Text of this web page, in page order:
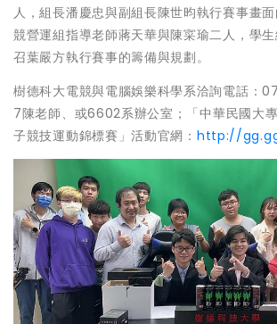
人，組長潘慶忠與副組長陳世昀執行賽事畫
競營運組指導老師蔣天華與陳寀瑜二人，學
召葉嚴方執行賽事的籌備與規劃。
樹德科大電競與電腦娛樂科學系洽詢電話：
7陳老師、或6602系辦公室；「中華民國大
子競技運動錦標賽」活動官網： http://